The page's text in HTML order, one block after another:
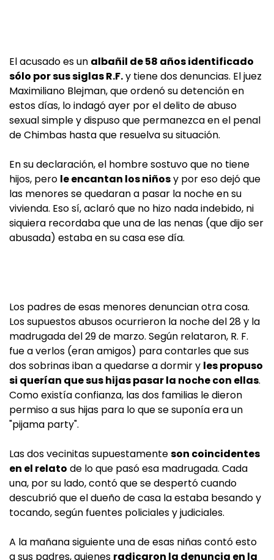
El acusado es un albañil de 58 años identificado
sólo por sus siglas R.F.y tiene dos denuncias. El juez
Maximiliano Blejman, que ordenó su detención en
estos días, lo indagó ayer por el delito de abuso
sexual simple y dispuso que permanezca en el penal
de Chimbas hasta que resuelva su situación.
En su declaración, el hombre sostuvo que no tiene
hijos, pero le encantan los niñosy por eso dejó que
las menores se quedaran a pasar la noche en su
vivienda. Eso sí, aclaró que no hizo nada indebido, ni
siquiera recordaba que una de las nenas (que dijo ser
abusada) estaba en su casa ese día.
Los padres de esas menores denuncian otra cosa.
Los supuestos abusos ocurrieron la noche del 28 y la
madrugada del 29 de marzo. Según relataron, R. F.
fue a verlos (eran amigos) para contarles que sus
dos sobrinas iban a quedarse a dormir y les propuso
si querían que sus hijas pasar la noche con ellas.
Como existía confianza, las dos familias le dieron
permiso a sus hijas para lo que se suponía era un
"pijama party".
Las dos vecinitas supuestamenteson coincidentes
en el relato de lo que pasó esa madrugada. Cada
una, por su lado, contó que se despertó cuando
descubrió que el dueño de casa la estaba besando y
tocando, según fuentes policiales y judiciales.
A la mañana siguiente una de esas niñas contó esto
a sus padres, quienes radicaron la denuncia en la